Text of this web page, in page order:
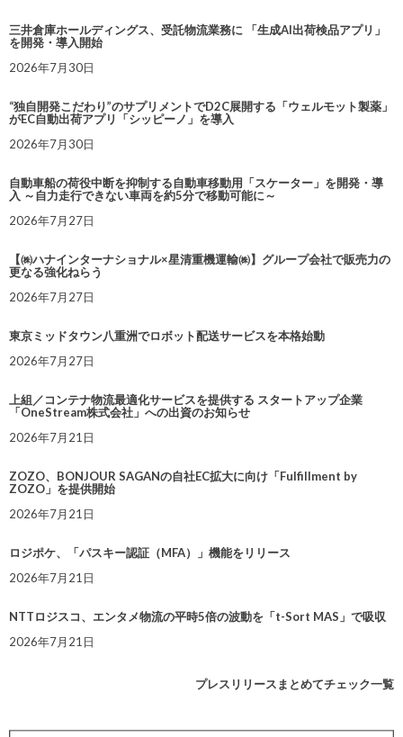
三井倉庫ホールディングス、受託物流業務に 「生成AI出荷検品アプリ」
を開発・導入開始
2026年7月30日
“独自開発こだわり”のサプリメントでD2C展開する「ウェルモット製薬」
がEC自動出荷アプリ「シッピーノ」を導入
2026年7月30日
自動車船の荷役中断を抑制する自動車移動用「スケーター」を開発・導
入 ～自力走行できない車両を約5分で移動可能に～
2026年7月27日
【㈱ハナインターナショナル×星清重機運輸㈱】グループ会社で販売力の
更なる強化ねらう
2026年7月27日
東京ミッドタウン八重洲でロボット配送サービスを本格始動
2026年7月27日
上組／コンテナ物流最適化サービスを提供する スタートアップ企業
「OneStream株式会社」への出資のお知らせ
2026年7月21日
ZOZO、BONJOUR SAGANの自社EC拡大に向け「Fulfillment by
ZOZO」を提供開始
2026年7月21日
ロジポケ、「パスキー認証（MFA）」機能をリリース
2026年7月21日
NTTロジスコ、エンタメ物流の平時5倍の波動を「t-Sort MAS」で吸収
2026年7月21日
プレスリリースまとめてチェック一覧